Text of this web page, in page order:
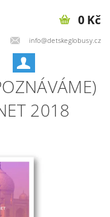
info@detskeglobusy.cz
0 Kč
2018